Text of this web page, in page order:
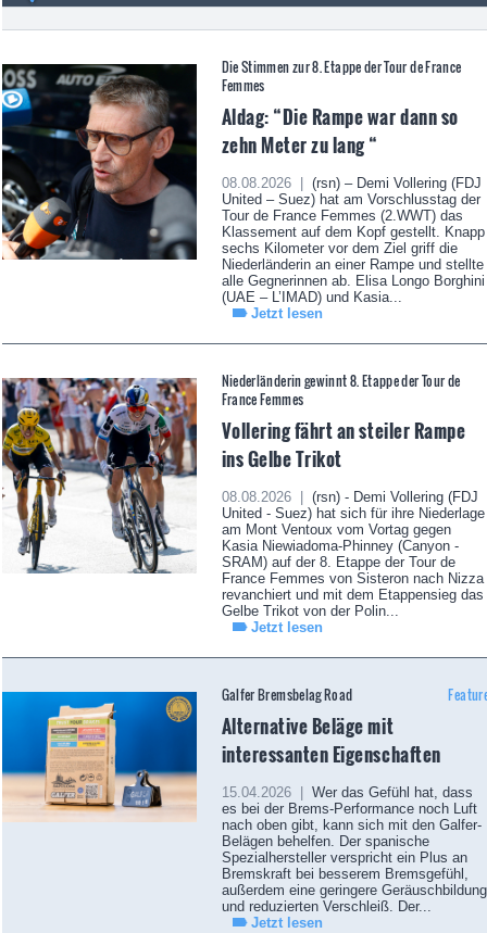
Die Stimmen zur 8. Etappe der Tour de France
Femmes
Aldag: “Die Rampe war dann so
zehn Meter zu lang “
08.08.2026 |
(rsn) – Demi Vollering (FDJ
United – Suez) hat am Vorschlusstag der
Tour de France Femmes (2.WWT) das
Klassement auf dem Kopf gestellt. Knapp
sechs Kilometer vor dem Ziel griff die
Niederländerin an einer Rampe und stellte
alle Gegnerinnen ab. Elisa Longo Borghini
(UAE – L’IMAD) und Kasia...
Jetzt lesen
Niederländerin gewinnt 8. Etappe der Tour de
France Femmes
Vollering fährt an steiler Rampe
ins Gelbe Trikot
08.08.2026 |
(rsn) - Demi Vollering (FDJ
United - Suez) hat sich für ihre Niederlage
am Mont Ventoux vom Vortag gegen
Kasia Niewiadoma-Phinney (Canyon -
SRAM) auf der 8. Etappe der Tour de
France Femmes von Sisteron nach Nizza
revanchiert und mit dem Etappensieg das
Gelbe Trikot von der Polin...
Jetzt lesen
Galfer Bremsbelag Road
Alternative Beläge mit
interessanten Eigenschaften
15.04.2026 |
Wer das Gefühl hat, dass
es bei der Brems-Performance noch Luft
nach oben gibt, kann sich mit den Galfer-
Belägen behelfen. Der spanische
Spezialhersteller verspricht ein Plus an
Bremskraft bei besserem Bremsgefühl,
außerdem eine geringere Geräuschbildung
und reduzierten Verschleiß. Der...
Jetzt lesen